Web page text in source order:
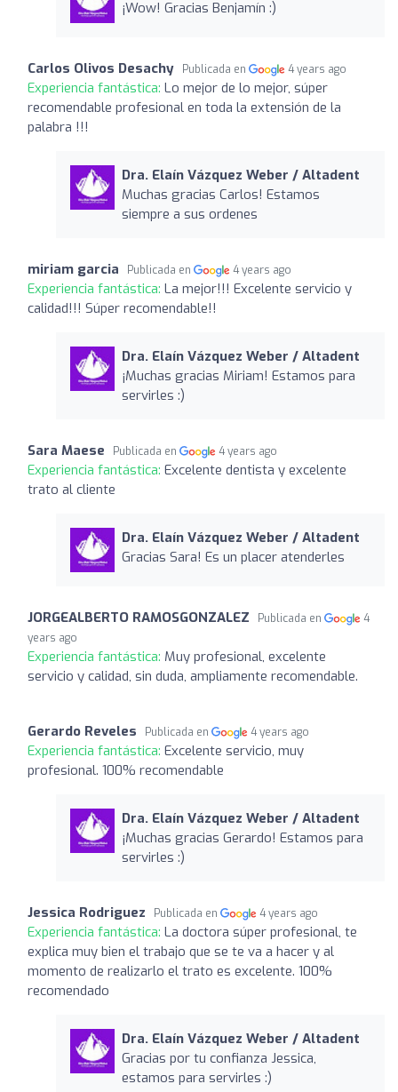
¡Wow! Gracias Benjamín :)
Carlos Olivos Desachy Publicada en 4 years ago
Experiencia fantástica: Lo mejor de lo mejor, súper
recomendable profesional en toda la extensión de la
palabra !!!
Dra. Elaín Vázquez Weber / Altadent
Muchas gracias Carlos! Estamos
siempre a sus ordenes
miriam garcia Publicada en 4 years ago
Experiencia fantástica: La mejor!!! Excelente servicio y
calidad!!! Súper recomendable!!
Dra. Elaín Vázquez Weber / Altadent
¡Muchas gracias Miriam! Estamos para
servirles :)
Sara Maese Publicada en 4 years ago
Experiencia fantástica: Excelente dentista y excelente
trato al cliente
Dra. Elaín Vázquez Weber / Altadent
Gracias Sara! Es un placer atenderles
JORGEALBERTO RAMOSGONZALEZ Publicada en
4
years ago
Experiencia fantástica: Muy profesional, excelente
servicio y calidad, sin duda, ampliamente recomendable.
Gerardo Reveles Publicada en 4 years ago
Experiencia fantástica: Excelente servicio, muy
profesional. 100% recomendable
Dra. Elaín Vázquez Weber / Altadent
¡Muchas gracias Gerardo! Estamos para
servirles :)
Jessica Rodriguez Publicada en 4 years ago
Experiencia fantástica: La doctora súper profesional, te
explica muy bien el trabajo que se te va a hacer y al
momento de realizarlo el trato es excelente. 100%
recomendado
Dra. Elaín Vázquez Weber / Altadent
Gracias por tu confianza Jessica,
estamos para servirles :)